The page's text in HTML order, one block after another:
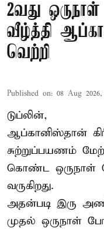
2வது
வீழ்த்தி
வெற்றி
Published on: 08 Aug
டுப்லின்,
ஆப்கானிஸ்தான்
சுற்றுப்பயணம்
கொண்ட ஒருநாள்
வருகிறது.
அதன்படி இரு
முதல் ஒருநாள்